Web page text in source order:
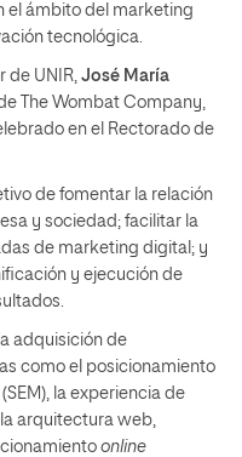
el ámbito del marketing
tecnológica.
de UNIR, José María
de The Wombat Company,
en el Rectorado de
de fomentar la relación
y sociedad; facilitar la
de marketing digital; y
y ejecución de
adquisición de
como el posicionamiento
la experiencia de
arquitectura web,
online